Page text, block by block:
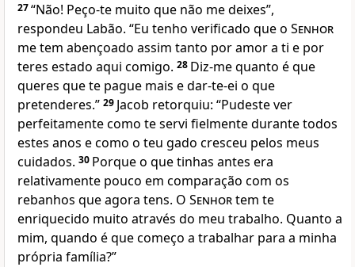
27“Não! Peço-te muito que não me deixes”,
respondeu Labão. “Eu tenho verificado que o Senhor
me tem abençoado assim tanto por amor a ti e por
teres estado aqui comigo. 28 Diz-me quanto é que
queres que te pague mais e dar-te-ei o que
pretenderes.” 29 Jacob retorquiu: “Pudeste ver
perfeitamente como te servi fielmente durante todos
estes anos e como o teu gado cresceu pelos meus
cuidados. 30 Porque o que tinhas antes era
relativamente pouco em comparação com os
rebanhos que agora tens. O Senhortem te
enriquecido muito através do meu trabalho. Quanto a
mim, quando é que começo a trabalhar para a minha
própria família?”